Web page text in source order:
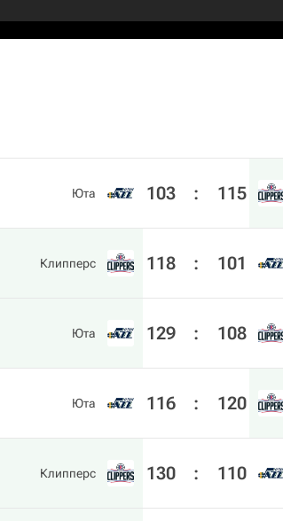
Юта 103 : 115
Клипперс 118 : 101
Юта 129 : 108
Юта 116 : 120
Клипперс 130 : 110